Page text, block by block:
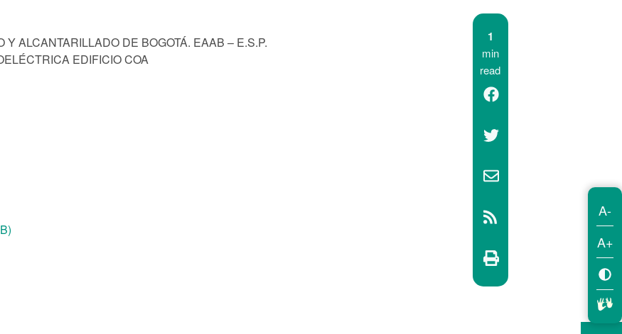
ALCANTARILLADO DE BOGOTÁ. EAAB – E.S.P.
EDIFICIO COA
1
min
read
A-
A+